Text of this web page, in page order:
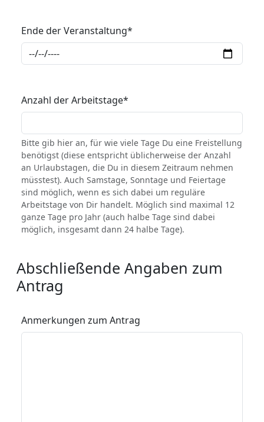
Ende der Veranstaltung*
Anzahl der Arbeitstage*
Bitte gib hier an, für wie viele Tage Du eine Freistellung
benötigst (diese entspricht üblicherweise der Anzahl
an Urlaubstagen, die Du in diesem Zeitraum nehmen
müsstest). Auch Samstage, Sonntage und Feiertage
sind möglich, wenn es sich dabei um reguläre
Arbeitstage von Dir handelt. Möglich sind maximal 12
ganze Tage pro Jahr (auch halbe Tage sind dabei
möglich, insgesamt dann 24 halbe Tage).
Abschließende Angaben zum
Antrag
Anmerkungen zum Antrag